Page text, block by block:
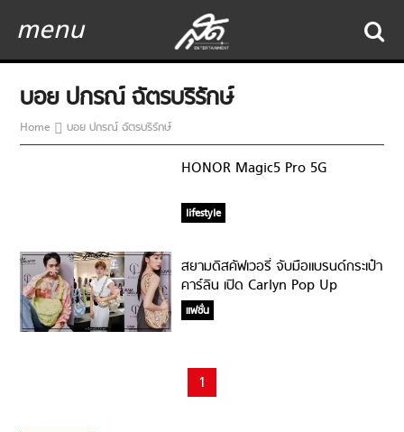
menu
บอย ปกรณ์ ฉัตรบริรักษ์
Home บอย ปกรณ์ ฉัตรบริรักษ์
HONOR Magic5 Pro 5G
lifestyle
สยามดิสคัฟเวอรี่ จับมือแบรนด์กระเป๋า
คาร์ลิน เปิด Carlyn Pop Up
Boutique สุดพิเศษ
แฟชั่น
1